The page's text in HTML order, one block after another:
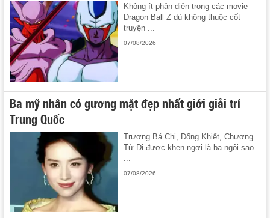
Không ít phản diện trong các movie
Dragon Ball Z dù không thuộc cốt
truyện ...
07/08/2026
Ba mỹ nhân có gương mặt đẹp nhất giới giải trí
Trung Quốc
Trương Bá Chi, Đổng Khiết, Chương
Tử Di được khen ngợi là ba ngôi sao
07/08/2026